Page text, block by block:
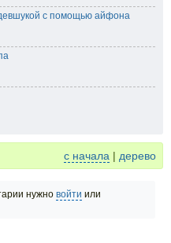
с помощью айфона
с начала | дерево
нужно войти или